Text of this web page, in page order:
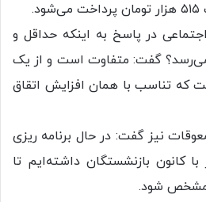
در پاسخ به اینکه حداقل و
می‌رسد؟ گفت: متفاوت است و از یک
که تناسب با همان افزایش اتقاق
نیز گفت: در حال برنامه ریزی
کانون بازنشستگان داشته‌ایم تا
مشخص شود.